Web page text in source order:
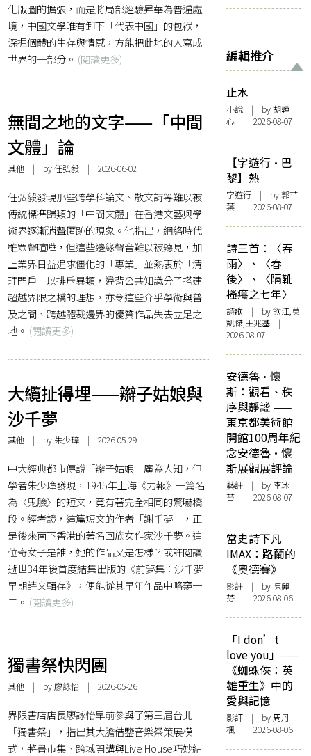
化版圖的擴張，而是將局部經驗昇華為普遍處
境，中國文學唯有卸下「代表中國」的包袱，
深掘個體的生存與情感，方能把此地的人寫成
世界的一部分。 (閱讀更多)
無間之地的文字——「中間
文體」論
其他 | by 任弘毅 | 2026-06-02
任弘毅發現那些跨學科論文、散文詩等難以被
傳統標準歸類的「中間文體」在香港文藝與學
術界逐漸消聲匿跡的現象。他指出，網絡時代
雖眾聲喧嘩，但這些邊緣聲音難以被聽見，加
上業界日益追求僵化的「專業」並熱衷於「清
理門戶」以排斥異類，違背公共知識分子搭建
超越界限之橋的理想，亦令這些介乎學術與普
及之間、跨越體裁邊界的優質作品失去立足之
地。 (閱讀更多)
大纜扯得埋——辮子姑娘與
沙千夢
其他 | by 朱少璋 | 2026-05-29
中大經典都市傳說「辮子姑娘」廣為人知，但
學者朱少璋發現，1945年上海《力報》一篇名
為〈鬼臉〉的短文，竟有著完全相同的驚嚇橋
段。經考證，這篇短文的作者「謝千夢」，正
是後來南下香港的著名回族女作家沙千夢。這
位奇女子是誰，她的作品又是怎樣？或許閱讀
逝世34年後首度結集出版的《前夢集：沙千夢
早期詩文輯存》，便能從其早年作品中略窺一
二。 (閱讀更多)
獨書祭快閃團
其他 | by 廖詠怡 | 2026-05-26
界限書店店長廖詠怡早前參與了第三屆台北
「獨書祭」，指出其大膽借鑒音樂祭策展模
式，將書市集、跨域開講與Live House巧妙結
編輯推介
止水
小說 | by 胡韡
心 | 2026-08-07
【字遊行·巴
黎】熱
字遊行 | by 郭芊
葉 | 2026-08-07
詩三首：〈春
雨〉、〈春
後〉、〈隔靴
搔癢之七年〉
詩歌 | by 飲江,莫
凱傑,王兆基 |
2026-08-07
安德魯·懷
斯：觀看、秩
序與靜謐 ——
東京都美術館
開館100周年紀
念安德魯·懷
斯展觀展評論
藝評 | by 李冰
苔 | 2026-08-07
當史詩下凡
IMAX：路蘭的
《奧德賽》
影評 | by 陳麗
芬 | 2026-08-06
「I don’t
love you」——
《蜘蛛俠：英
雄重生》中的
愛與記憶
影評 | by周丹
楓 | 2026-08-06